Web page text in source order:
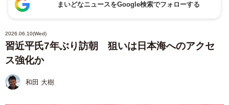
まいどなニュースをGoogle検索でフォローする
2026.06.10(Wed)
習近平氏7年ぶり訪朝 狙いは日本海へのアクセ
ス強化か
和田 大樹